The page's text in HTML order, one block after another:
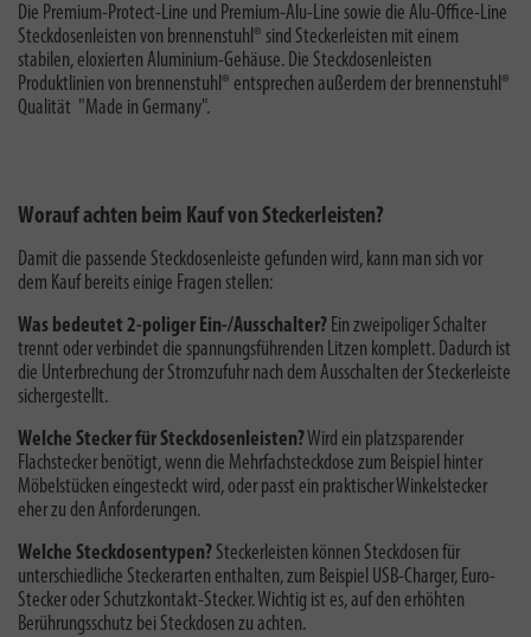
Die Premium-Protect-Line und Premium-Alu-Line sowie die Alu-Office-Line
Steckdosenleisten von brennenstuhl® sind Steckerleisten mit einem
stabilen, eloxierten Aluminium-Gehäuse. Die Steckdosenleisten
Produktlinien von brennenstuhl® entsprechen außerdem der brennenstuhl®
Qualität "Made in Germany".
Worauf achten beim Kauf von Steckerleisten?
Damit die passende Steckdosenleiste gefunden wird, kann man sich vor
dem Kauf bereits einige Fragen stellen:
Was bedeutet 2-poliger Ein-/Ausschalter? Ein zweipoliger Schalter
trennt oder verbindet die spannungsführenden Litzen komplett. Dadurch ist
die Unterbrechung der Stromzufuhr nach dem Ausschalten der Steckerleiste
sichergestellt.
Welche Stecker für Steckdosenleisten?Wird ein platzsparender
Flachstecker benötigt, wenn die Mehrfachsteckdose zum Beispiel hinter
Möbelstücken eingesteckt wird, oder passt ein praktischer Winkelstecker
eher zu den Anforderungen.
Welche Steckdosentypen? Steckerleisten können Steckdosen für
unterschiedliche Steckerarten enthalten, zum Beispiel USB-Charger, Euro-
Stecker oder Schutzkontakt-Stecker. Wichtig ist es, auf den erhöhten
Berührungsschutz bei Steckdosen zu achten.